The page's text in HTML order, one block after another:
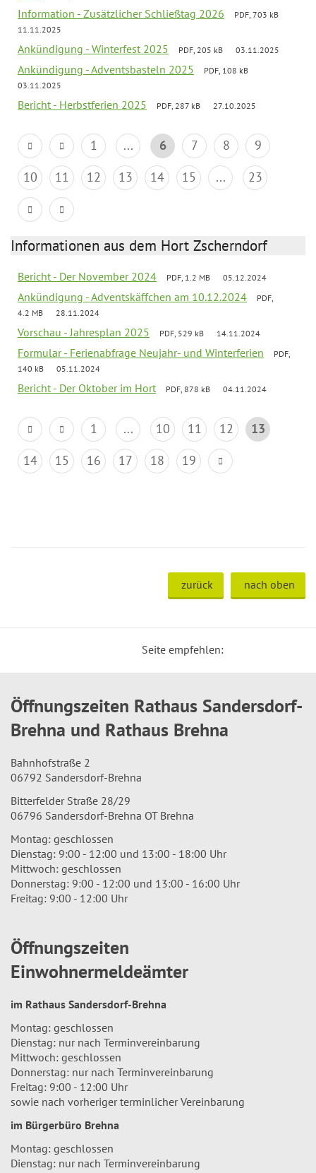
Information - Zusätzlicher Schließtag 2026
PDF, 703 kB
11.11.2025
Ankündigung - Winterfest 2025 PDF, 205 kB 03.11.2025
Ankündigung - Adventsbasteln 2025
PDF, 108 kB
03.11.2025
Bericht - Herbstferien 2025 PDF, 287 kB 27.10.2025
1 ... 6 7 8
9
10
11 12 13 14 15 ... 23
Informationen aus dem Hort Zscherndorf
Bericht - Der November 2024 PDF, 1.2 MB 05.12.2024
Ankündigung - Adventskäffchen am 10.12.2024
PDF,
4.2 MB
28.11.2024
Vorschau - Jahresplan 2025 PDF, 529 kB 14.11.2024
Formular - Ferienabfrage Neujahr- und Winterferien
PDF,
140 kB
05.11.2024
Bericht - Der Oktober im Hort PDF, 878 kB 04.11.2024
1 ... 10 11 12
13
14
15 16 17 18 19
zurück nach oben
Seite empfehlen:
Öffnungszeiten Rathaus Sandersdorf-
Brehna und Rathaus Brehna
Bahnhofstraße 2
06792 Sandersdorf-Brehna
Bitterfelder Straße 28/29
06796 Sandersdorf-Brehna OT Brehna
Montag: geschlossen
Dienstag: 9:00 - 12:00 und 13:00 - 18:00 Uhr
Mittwoch: geschlossen
Donnerstag: 9:00 - 12:00 und 13:00 - 16:00 Uhr
Freitag: 9:00 - 12:00 Uhr
Öffnungszeiten
Einwohnermeldeämter
im Rathaus Sandersdorf-Brehna
Montag: geschlossen
Dienstag: nur nach Terminvereinbarung
Mittwoch: geschlossen
Donnerstag: nur nach Terminvereinbarung
Freitag: 9:00 - 12:00 Uhr
sowie nach vorheriger terminlicher Vereinbarung
im Bürgerbüro Brehna
Montag: geschlossen
Dienstag: nur nach Terminvereinbarung